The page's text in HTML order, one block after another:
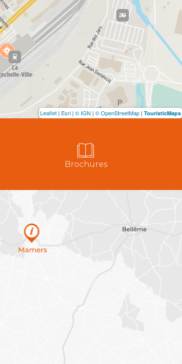
Leaflet | Esri | © IGN | © OpenStreetMap | TouristicMaps
Brochures